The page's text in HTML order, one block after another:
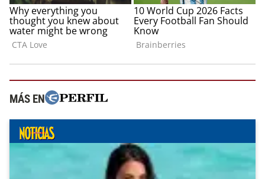
MÁS EN